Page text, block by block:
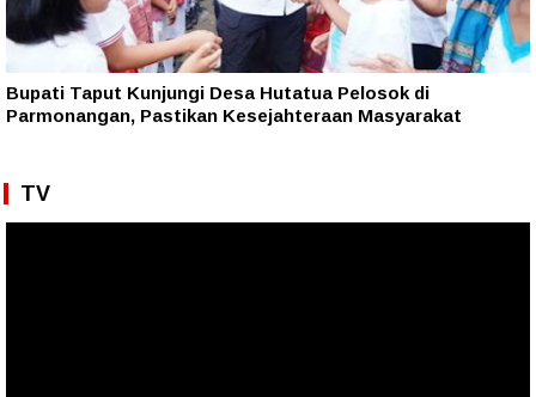
Bupati Taput Kunjungi Desa Hutatua Pelosok di
Parmonangan, Pastikan Kesejahteraan Masyarakat
TV